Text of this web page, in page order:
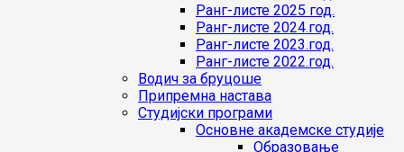
Ранг-листе 2025 год.
Ранг-листе 2024.год.
Ранг-листе 2023.год.
Ранг-листе 2022.год.
Водич за бруцоше
Припремна настава
Студијски програми
Основне академске студије
Образовање